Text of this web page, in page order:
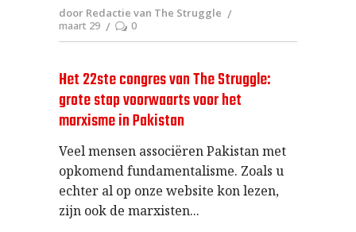
door Redactie van The Struggle
maart 29
0
Het 22ste congres van The Struggle:
grote stap voorwaarts voor het
marxisme in Pakistan
Veel mensen associëren Pakistan met
opkomend fundamentalisme. Zoals u
echter al op onze website kon lezen,
zijn ook de marxisten